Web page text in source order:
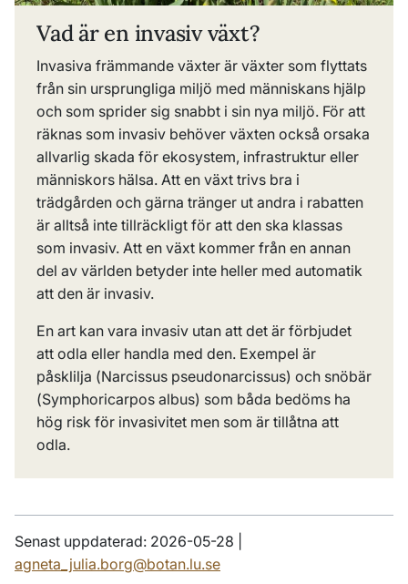
Vad är en invasiv växt?
Invasiva främmande växter är växter som flyttats
från sin ursprungliga miljö med människans hjälp
och som sprider sig snabbt i sin nya miljö. För att
räknas som invasiv behöver växten också orsaka
allvarlig skada för ekosystem, infrastruktur eller
människors hälsa. Att en växt trivs bra i
trädgården och gärna tränger ut andra i rabatten
är alltså inte tillräckligt för att den ska klassas
som invasiv. Att en växt kommer från en annan
del av världen betyder inte heller med automatik
att den är invasiv.
En art kan vara invasiv utan att det är förbjudet
att odla eller handla med den. Exempel är
påsklilja (Narcissus pseudonarcissus) och snöbär
(Symphoricarpos albus) som båda bedöms ha
hög risk för invasivitet men som är tillåtna att
odla.
Senast uppdaterad: 2026-05-28 |
agneta_julia.borg@botan.lu.se